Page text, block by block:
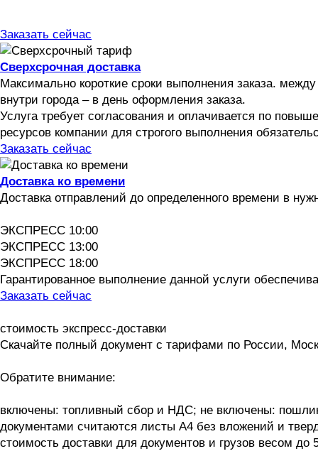
Заказать сейчас
Сверхсрочная доставка
Максимально короткие сроки выполнения заказа.
внутри города – в день оформления заказа.
Услуга требует согласования и оплачивается по
ресурсов компании для строгого выполнения
Заказать сейчас
Доставка ко времени
Доставка отправлений до определенного времени в
ЭКСПРЕСС 10:00
ЭКСПРЕСС 13:00
ЭКСПРЕСС 18:00
Гарантированное выполнение данной услуги
Заказать сейчас
стоимость экспресс-доставки
Скачайте полный документ с тарифами по России,
Обратите внимание:
включены: топливный сбор и НДС; не включены:
документами считаются листы А4 без вложений и
стоимость доставки для документов и грузов весом